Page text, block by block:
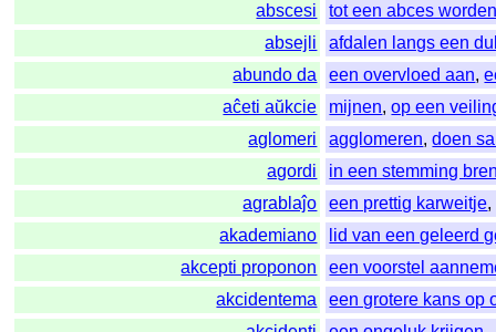
abscesi
tot een abces
absejli
afdalen langs een
abundo da
een overvloed aan,
aĉeti aŭkcie
mijnen,op een
aglomeri
agglomeren,doen
agordi
in een stemming
agrablaĵo
een prettig karweitje,
akademiano
lid van een geleerd
akcepti proponon
een voorstel
akcidentema
een grotere kans op